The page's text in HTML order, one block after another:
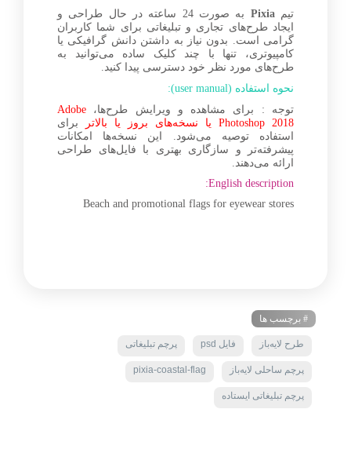
تیمPixia
به صورت 24 ساعته در حال طراحی و
ایجاد طرح‌های تجاری و تبلیغاتی برای شما کاربران
گرامی است. بدون نیاز به داشتن دانش گرافیکی یا
کامپیوتری، تنها با چند کلیک ساده می‌توانید به
طرح‌های مورد نظر خود دسترسی پیدا کنید.
نحوه استفاده (user manual):
توجه : برای مشاهده و ویرایش طرح‌ها، Adobe
Photoshop 2018 یا نسخه‌های بروز یا بالاتر
برای
استفاده توصیه می‌شود. این نسخه‌ها امکانات
پیشرفته‌تر و سازگاری بهتری با فایل‌های طراحی
ارائه می‌دهند.
English description:
Beach and promotional flags for eyewear stores
# برچسب ها
طرح لایه‌باز فایل psd پرچم تبلیغاتی
پرچم ساحلی لایه‌باز pixia-coastal-flag
پرچم تبلیغاتی ایستاده